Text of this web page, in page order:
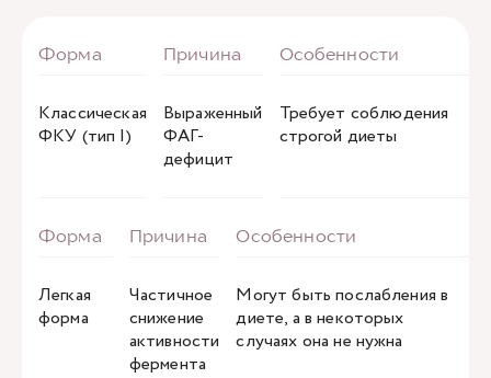
Классическая
ФКУ (тип I)
Выраженный
ФАГ-
дефицит
Требует соблюдения
строгой диеты
Легкая
форма
Частичное
снижение
активности
фермента
Могут быть послабления в
диете, а в некоторых
случаях она не нужна